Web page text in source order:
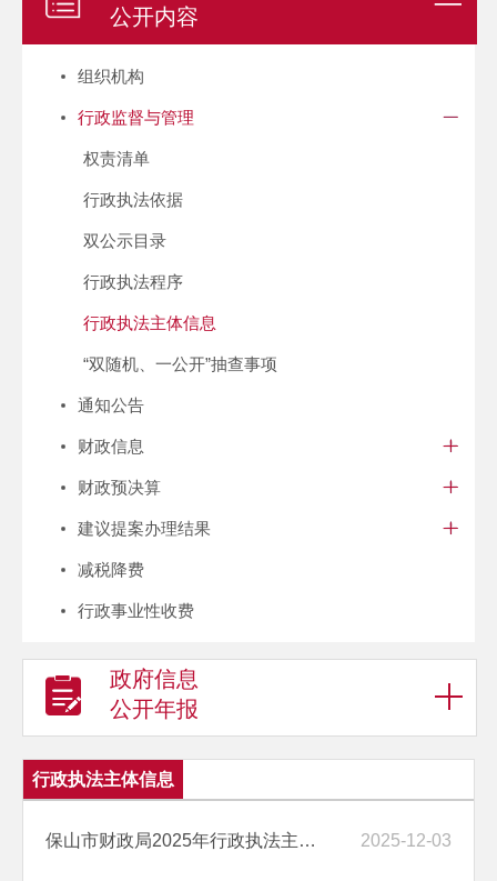
公开内容
组织机构
行政监督与管理
权责清单
行政执法依据
双公示目录
行政执法程序
行政执法主体信息
“双随机、一公开”抽查事项
通知公告
财政信息
财政预决算
建议提案办理结果
减税降费
行政事业性收费
政府信息
公开年报
行政执法主体信息
保山市财政局2025年行政执法主体信息 2025-12-03